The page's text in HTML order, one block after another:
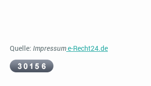
Quelle: Impressume-Recht24.de